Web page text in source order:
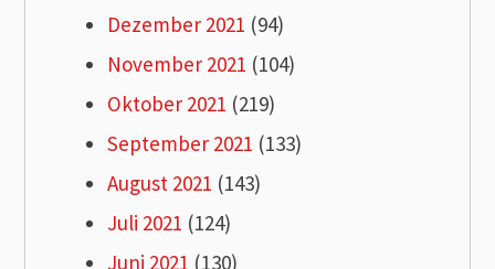
Dezember 2021 (94)
November 2021 (104)
Oktober 2021 (219)
September 2021 (133)
August 2021 (143)
Juli 2021 (124)
Juni 2021 (130)